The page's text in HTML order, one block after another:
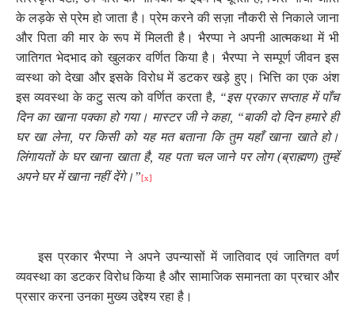
के लड़के से प्रेम हो जाता है। प्रेम करने की सज़ा नौकरी से निकाले जाना
और पिता की मार के रूप में मिलती है। भैरप्पा ने अपनी आत्मकथा में भी
जातिगत भेदभाद को खुलकर वर्णित किया है। भैरप्पा ने सम्पूर्ण जीवन इस
व्वस्था को देखा और इसके विरोध में डटकर खड़े हुए। भित्ति का एक अंश
इस व्यवस्था के कटु सत्य को वर्णित करता है, “इस प्रकार सप्ताह में पाँच
दिन का खाना पक्का हो गया। मास्टर जी ने कहा, “बाकी दो दिन हमारे ही
घर खा लेना, पर किसी को यह मत बताना कि तुम यहाँ खाना खाते हो।
लिंगायतों के घर खाना खाता है, यह पता चल जाने पर लोग (ब्राह्मण) तुम्हें
अपने घर में खाना नहीं देंगे।”[x]
इस प्रकार भैरप्पा ने अपने उपन्यासों में जातिवाद एवं जातिगत वर्ण
व्यवस्था का डटकर विरोध किया है और सामाजिक समानता का प्रचार और
प्रसार करना उनका मुख्य उद्देश्य रहा है।